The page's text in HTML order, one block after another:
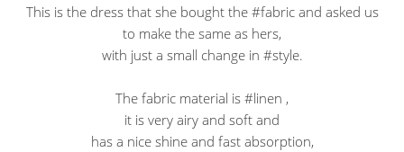
This is the dress that she bought the #fabric and asked us
to make the same as hers,
with just a small change in #style.
The fabric material is #linen ,
it is very airy and soft and
has a nice shine and fast absorption,